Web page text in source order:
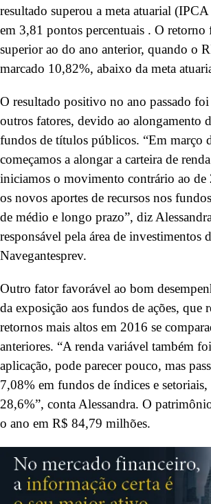
resultado superou a meta atuarial
em 3,81 pontos percentuais . O retorno
superior ao do ano anterior, quando o
marcado 10,82%, abaixo da meta
O resultado positivo no ano passado foi
outros fatores, devido ao alongamento
fundos de títulos públicos. “Em março
começamos a alongar a carteira de
iniciamos o movimento contrário ao de
os novos aportes de recursos nos
de médio e longo prazo”, diz
responsável pela área de investimentos
Navegantesprev.
Outro fator favorável ao bom
da exposição aos fundos de ações, que
retornos mais altos em 2016 se
anteriores. “A renda variável também
aplicação, pode parecer pouco, mas
7,08% em fundos de índices e
28,6%”, conta Alessandra. O
o ano em R$ 84,79 milhões.